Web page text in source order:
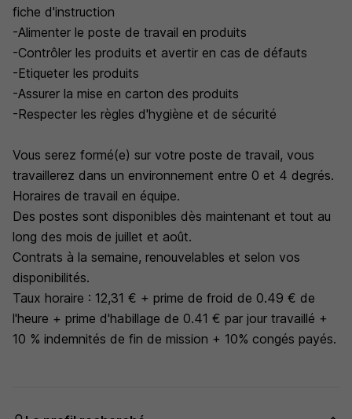
fiche d'instruction
-Alimenter le poste de travail en produits
-Contrôler les produits et avertir en cas de défauts
-Etiqueter les produits
-Assurer la mise en carton des produits
-Respecter les règles d'hygiène et de sécurité
Vous serez formé(e) sur votre poste de travail, vous
travaillerez dans un environnement entre 0 et 4 degrés.
Horaires de travail en équipe.
Des postes sont disponibles dès maintenant et tout au
long des mois de juillet et août.
Contrats à la semaine, renouvelables et selon vos
disponibilités.
Taux horaire : 12,31 € + prime de froid de 0.49 € de
l'heure + prime d'habillage de 0.41 € par jour travaillé +
10 % indemnités de fin de mission + 10% congés payés.